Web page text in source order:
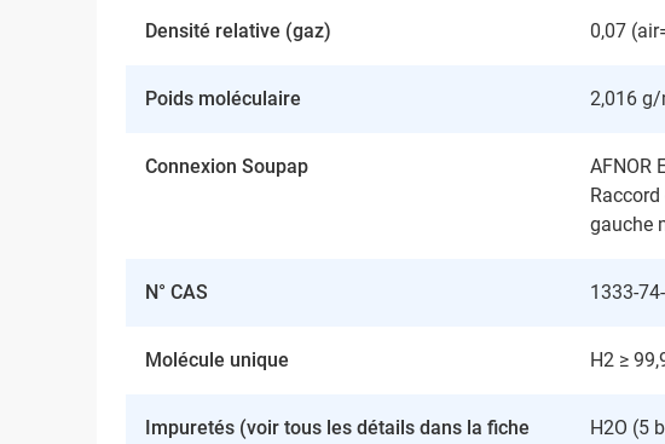
Densité relative (gaz) 0,07
Poids moléculaire 2,016 g/
Connexion Soupap
AFNOR
Raccord
gauche
N° CAS 1333-
Molécule unique H2 ≥
Impuretés (voir tous les détails dans la fiche
H2O (5